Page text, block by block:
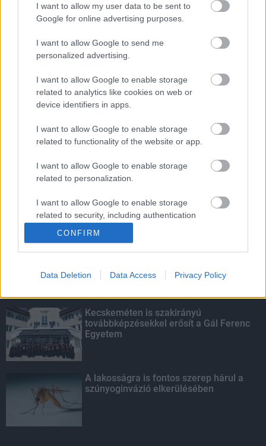
I want to allow my user data to be sent to
Google for online advertising purposes.
I want to allow Google to send me
personalized advertising.
I want to allow Google to enable storage
related to analytics like cookies on web or
device identifiers in apps.
I want to allow Google to enable storage
related to functionality of the website or app.
I want to allow Google to enable storage
related to personalization.
I want to allow Google to enable storage
related to security, including authentication
CONFIRM
Data Deletion Data Access Privacy Policy
Fontos a postaládákba költöző
széncinegék védelme
Amire többmillióan vártunk: szombattól
másodfokúra csökken a riasztás
Életmentés másképp
KIEMELT
Megérkezett az eső a Duna
Kecskeméten is szakirányú
továbbképzésekkel erősít a Gál Ferenc
Egyetem
A lakosságra is fontos szerep hárul a
szúnyoginvázió elkerülésében